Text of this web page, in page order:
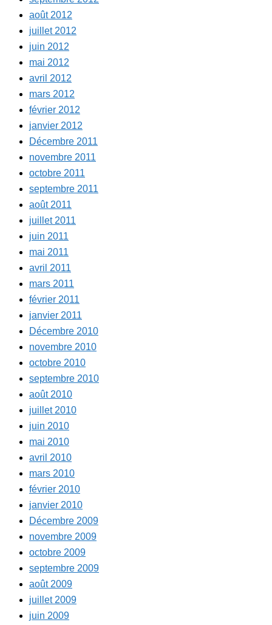
août 2012
juillet 2012
juin 2012
mai 2012
avril 2012
mars 2012
février 2012
janvier 2012
Décembre 2011
novembre 2011
octobre 2011
septembre 2011
août 2011
juillet 2011
juin 2011
mai 2011
avril 2011
mars 2011
février 2011
janvier 2011
Décembre 2010
novembre 2010
octobre 2010
septembre 2010
août 2010
juillet 2010
juin 2010
mai 2010
avril 2010
mars 2010
février 2010
janvier 2010
Décembre 2009
novembre 2009
octobre 2009
septembre 2009
août 2009
juillet 2009
juin 2009